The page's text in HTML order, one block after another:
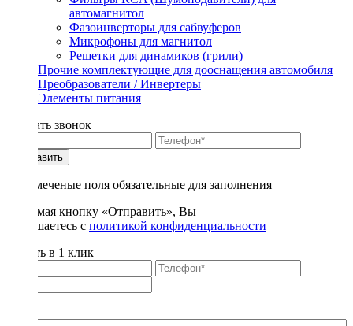
автомагнитол
Фазоинверторы для сабвуферов
Микрофоны для магнитол
Решетки для динамиков (грили)
Прочие комплектующие для дооснащения автомобиля
Преобразователи / Инвертеры
Элементы питания
Заказать звонок
Отправить
* - отмеченые поля обязательные для заполнения
Нажимая кнопку «Отправить», Вы
соглашаетесь с политикой конфиденциальности
Купить в 1 клик